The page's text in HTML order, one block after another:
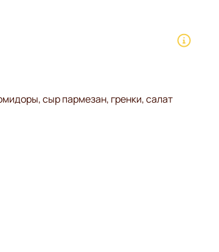
сыр пармезан, гренки, салат